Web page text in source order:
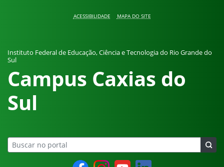
ACESSIBILIDADE MAPA DO SITE
Instituto Federal de Educação, Ciência e Tecnologia do Rio Grande do
Sul
Campus Caxias do
Sul
FacebookInstagramYouTube LinkedIn